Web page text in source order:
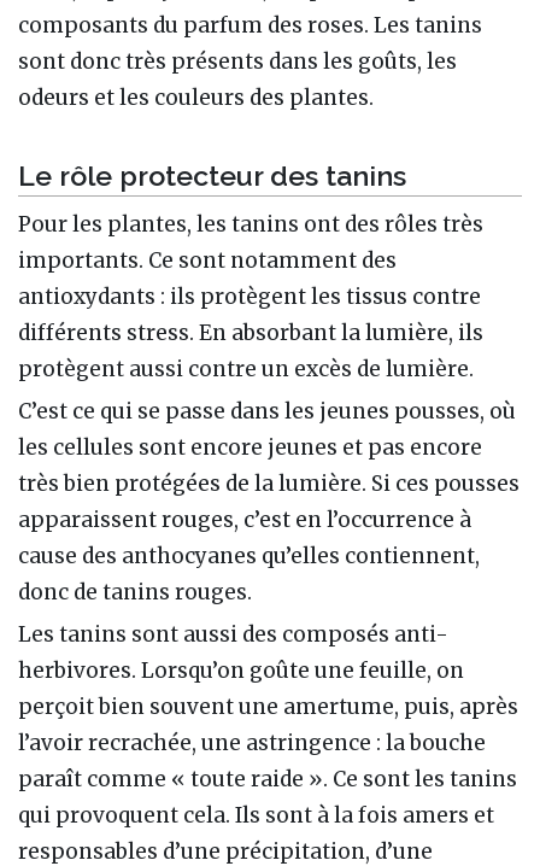
composants du parfum des roses. Les tanins
sont donc très présents dans les goûts, les
odeurs et les couleurs des plantes.
Le rôle protecteur des tanins
Pour les plantes, les tanins ont des rôles très
importants. Ce sont notamment des
antioxydants : ils protègent les tissus contre
différents stress. En absorbant la lumière, ils
protègent aussi contre un excès de lumière.
C’est ce qui se passe dans les jeunes pousses, où
les cellules sont encore jeunes et pas encore
très bien protégées de la lumière. Si ces pousses
apparaissent rouges, c’est en l’occurrence à
cause des anthocyanes qu’elles contiennent,
donc de tanins rouges.
Les tanins sont aussi des composés anti-
herbivores. Lorsqu’on goûte une feuille, on
perçoit bien souvent une amertume, puis, après
l’avoir recrachée, une astringence : la bouche
paraît comme « toute raide ». Ce sont les tanins
qui provoquent cela. Ils sont à la fois amers et
responsables d’une précipitation, d’une